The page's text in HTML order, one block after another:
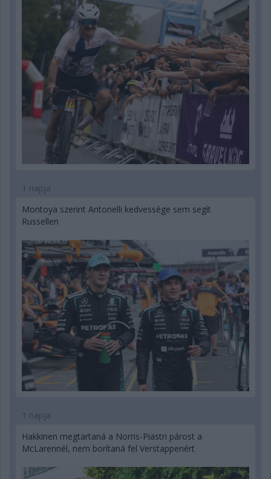
1 napja
Montoya szerint Antonelli kedvessége sem segít
Russellen
1 napja
Hakkinen megtartaná a Norris-Piastri párost a
McLarennél, nem borítaná fel Verstappenért